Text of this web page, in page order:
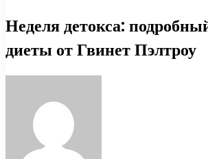
Неделя детокса:
диеты от Гвинет Пэлтроу